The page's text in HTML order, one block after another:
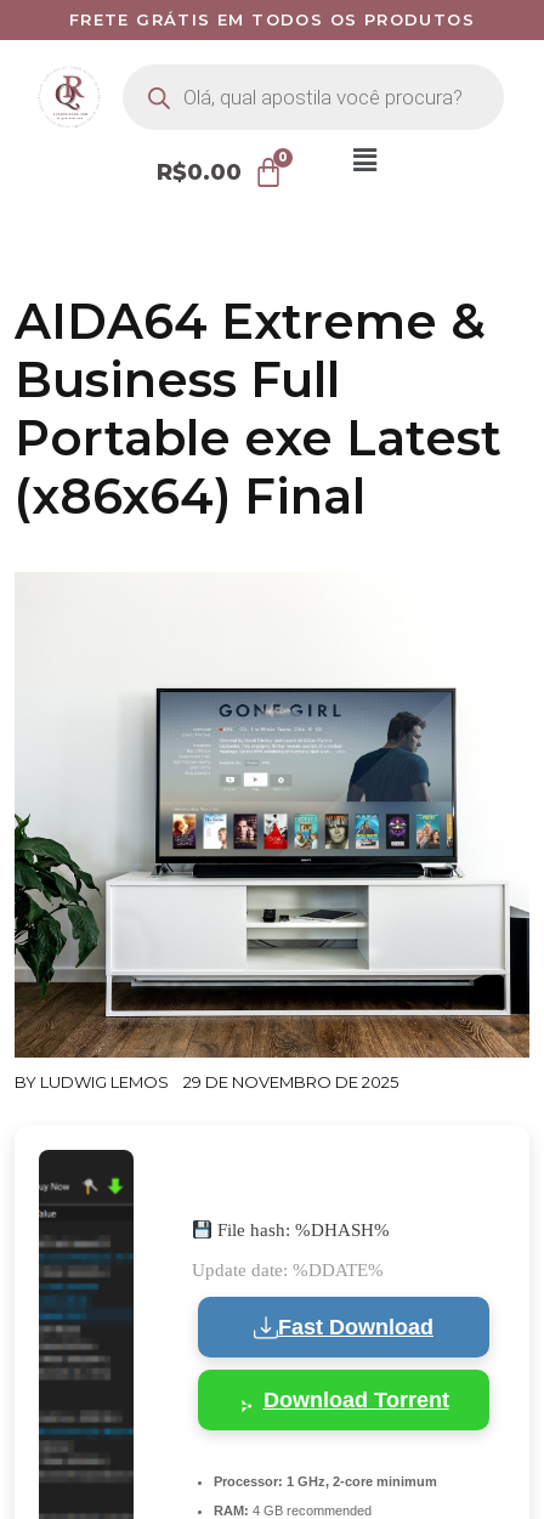
FRETE GRÁTIS EM TODOS OS PRODUTOS
R$0.00
AIDA64 Extreme &
Business Full
Portable exe Latest
(x86x64) Final
BY LUDWIG LEMOS 29 DE NOVEMBRO DE 2025
File hash: %DHASH%
Update date: %DDATE%
Fast Download
Download Torrent
Processor: 1 GHz, 2-core minimum
RAM: 4 GB recommended